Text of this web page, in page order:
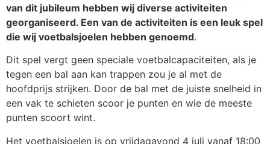
van dit jubileum hebben wij diverse activiteiten
georganiseerd. Een van de activiteiten is een leuk spel
die wij voetbalsjoelen hebben genoemd.
Dit spel vergt geen speciale voetbalcapaciteiten, als je
tegen een bal aan kan trappen zou je al met de
hoofdprijs strijken. Door de bal met de juiste snelheid in
een vak te schieten scoor je punten en wie de meeste
punten scoort wint.
Het voetbalsjoelen is op vrijdagavond 4 juli vanaf 18:00